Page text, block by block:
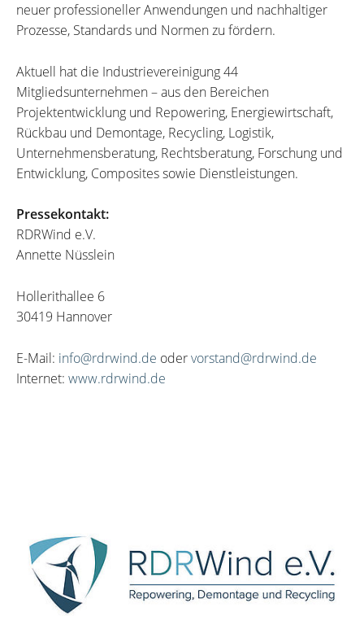
neuer professioneller Anwendungen und nachhaltiger
Prozesse, Standards und Normen zu fördern.
Aktuell hat die Industrievereinigung 44
Mitgliedsunternehmen – aus den Bereichen
Projektentwicklung und Repowering, Energiewirtschaft,
Rückbau und Demontage, Recycling, Logistik,
Unternehmensberatung, Rechtsberatung, Forschung und
Entwicklung, Composites sowie Dienstleistungen.
Pressekontakt:
RDRWind e.V.
Annette Nüsslein
Hollerithallee 6
30419 Hannover
E-Mail: info@rdrwind.de odervorstand@rdrwind.de
Internet: www.rdrwind.de